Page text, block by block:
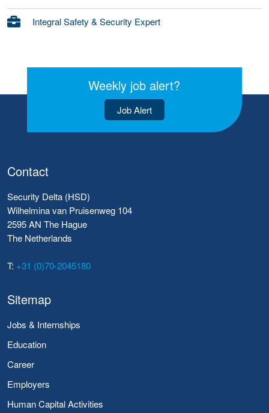
Integral Safety & Security Expert
Weekly job alert?
Job Alert
Contact
Security Delta (HSD)
Wilhelmina van Pruisenweg 104
2595 AN The Hague
The Netherlands
T: +31 (0)70-2045180
Sitemap
Jobs & Internships
Education
Career
Employers
Human Capital Activities